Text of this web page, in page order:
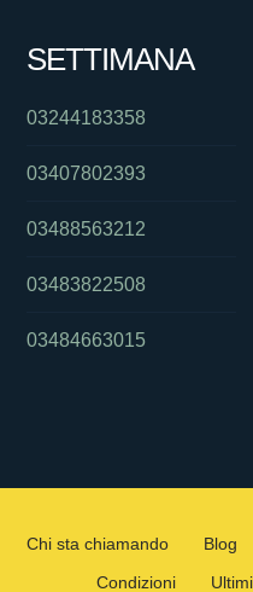
SETTIMANA
03244183358
03407802393
03488563212
03483822508
03484663015
Chi sta chiamando Blog
Condizioni